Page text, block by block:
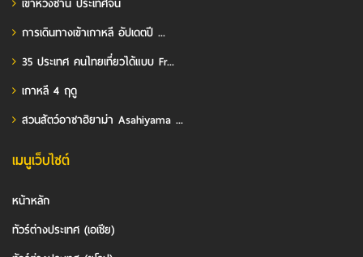
เขาหวงซาน ประเทศจีน
การเดินทางเข้าเกาหลี อัปเดตปี ...
35 ประเทศ คนไทยเที่ยวได้แบบ Fr...
เกาหลี 4 ฤดู
สวนสัตว์อาซาฮิยาม่า Asahiyama ...
เมนูเว็บไซต์
หน้าหลัก
ทัวร์ต่างประเทศ (เอเชีย)